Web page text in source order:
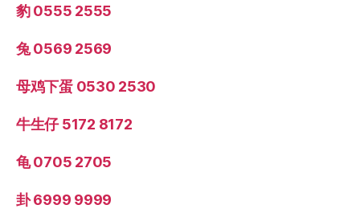
豹 0555 2555
兔 0569 2569
母鸡下蛋 0530 2530
牛生仔 5172 8172
龟 0705 2705
卦 6999 9999